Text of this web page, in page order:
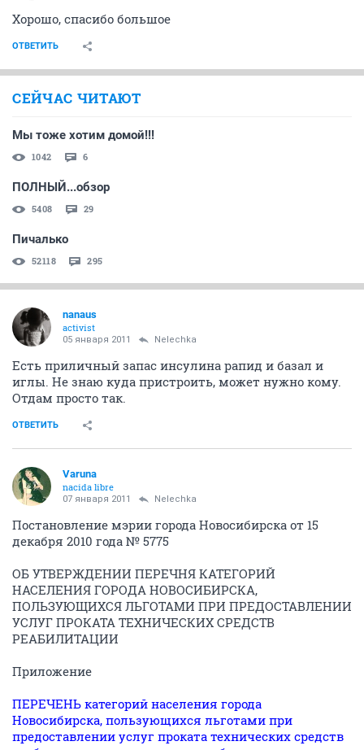
Хорошо, спасибо большое
ОТВЕТИТЬ
СЕЙЧАС ЧИТАЮТ
Мы тоже хотим домой!!!
1042 6
ПОЛНЫЙ...обзор
5408 29
Пичалько
52118 295
nanaus
activist
05 января 2011 Nelechka
Есть приличный запас инсулина рапид и базал и
иглы. Не знаю куда пристроить, может нужно кому.
Отдам просто так.
ОТВЕТИТЬ
Varuna
nacida libre
07 января 2011 Nelechka
Постановление мэрии города Новосибирска от 15
декабря 2010 года № 5775
ОБ УТВЕРЖДЕНИИ ПЕРЕЧНЯ КАТЕГОРИЙ
НАСЕЛЕНИЯ ГОРОДА НОВОСИБИРСКА,
ПОЛЬЗУЮЩИХСЯ ЛЬГОТАМИ ПРИ ПРЕДОСТАВЛЕНИИ
УСЛУГ ПРОКАТА ТЕХНИЧЕСКИХ СРЕДСТВ
РЕАБИЛИТАЦИИ
Приложение
ПЕРЕЧЕНЬ категорий населения города
Новосибирска, пользующихся льготами при
предоставлении услуг проката технических средств